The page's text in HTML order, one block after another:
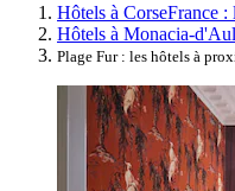
Hôtels à CorseFrance :
Hôtels à Monacia-
Plage Fur : les hôtels à